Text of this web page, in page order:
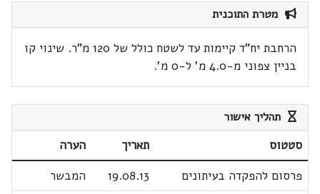
מטרת התוכנית
הרחבת יח"ד קיימות עד לשטח כולל של 120 מ"ר. שינוי קו
בניין צפוני מ-4.0 מ' ל-0 מ'.
תהליך אישור
סטטוס תאריך
הערה
פרסום להפקדה בעיתונים
19.08.13
המבשר